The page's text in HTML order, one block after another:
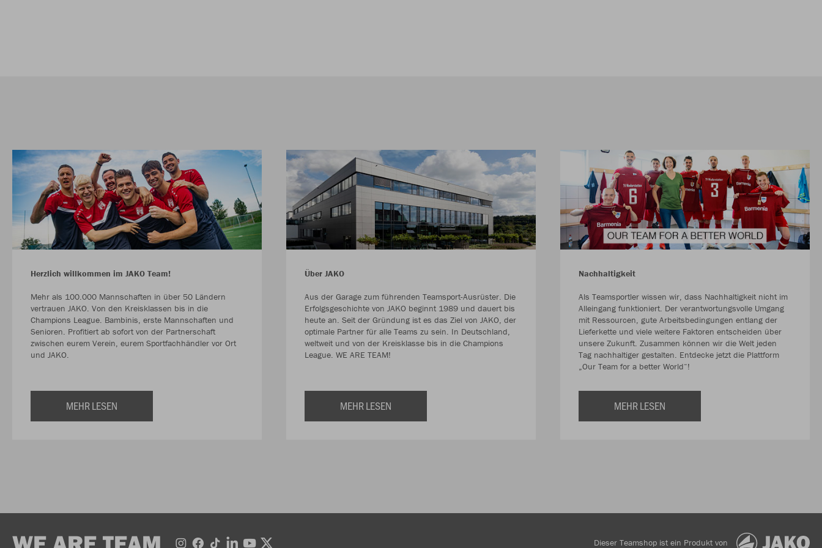
Herzlich willkommen im JAKO Team!
Mehr als 100.000 Mannschaften in über 50 Ländern
vertrauen JAKO. Von den Kreisklassen bis in die
Champions League. Bambinis, erste Mannschaften und
Senioren. Profitiert ab sofort von der Partnerschaft
zwischen eurem Verein, eurem Sportfachhändler vor Ort
und JAKO.
MEHR LESEN
Über JAKO
Aus der Garage zum führenden Teamsport-Ausrüster. Die
Erfolgsgeschichte von JAKO beginnt 1989 und dauert bis
heute an. Seit der Gründung ist es das Ziel von JAKO, der
optimale Partner für alle Teams zu sein. In Deutschland,
weltweit und von der Kreisklasse bis in die Champions
League. WE ARE TEAM!
MEHR LESEN
Nachhaltigkeit
Als Teamsportler wissen wir, dass Nachhaltigkeit nicht im
Alleingang funktioniert. Der verantwortungsvolle Umgang
mit Ressourcen, gute Arbeitsbedingungen entlang der
Lieferkette und viele weitere Faktoren entscheiden über
unsere Zukunft. Zusammen können wir die Welt jeden
Tag nachhaltiger gestalten. Entdecke jetzt die Plattform
„Our Team for a better World“!
MEHR LESEN
Dieser Teamshop ist ein Produkt von